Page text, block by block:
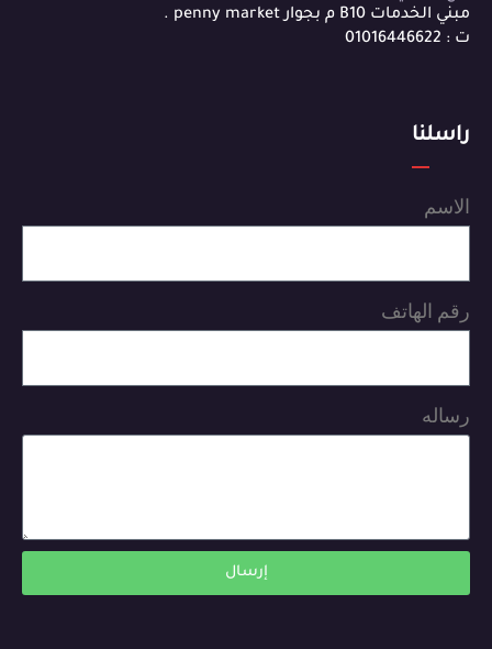
مبني الخدمات B10 م بجوار penny market .
ت : 01016446622
راسلنا
الاسم
رقم الهاتف
رساله
إرسال